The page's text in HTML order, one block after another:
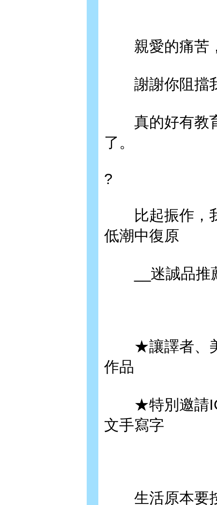
親愛的痛苦
謝謝你阻擋我
真的好有教育
了。
?
比起振作，我
低潮中復原
__迷誠品推
★讓譯者、美
作品
★特別邀請IG
文手寫字
生活原本要按